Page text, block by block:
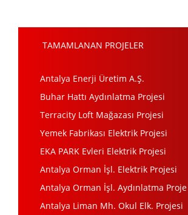
TAMAMLANAN PROJELER
Antalya Enerji Üretim A.Ş.
Buhar Hattı Aydınlatma Projesi
Terracity Loft Mağazası Projesi
Yemek Fabrikası Elektrik Projesi
EKA PARK Evleri Elektrik Projesi
Antalya Orman İşl. Elektrik Projesi
Antalya Orman İşl. Aydınlatma Proje
Antalya Liman Mh. Okul Elk. Projesi